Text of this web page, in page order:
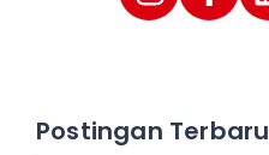
Postingan Terbaru